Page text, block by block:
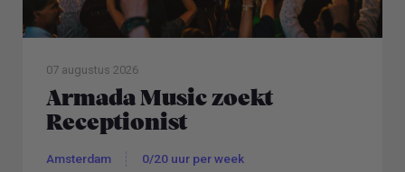
07 augustus 2026
Armada Music zoekt
Receptionist
Amsterdam 0/20 uur per week